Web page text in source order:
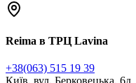
Reima в ТРЦ Lavina
+38(063) 515 19 39